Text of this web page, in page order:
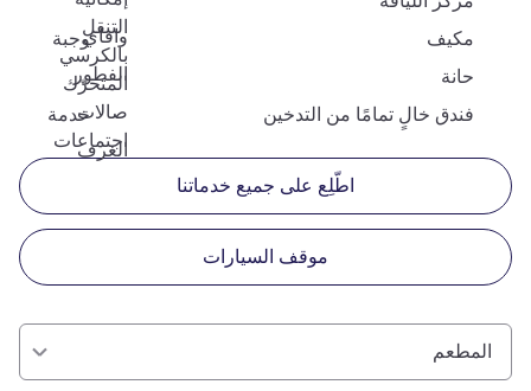
التنقل
بالكرسي
المتحرّك
وافاي
مكيف
وجبة
الفطور
حانة
صالات
اجتماعات
فندق خالٍ تمامًا من التدخين
خدمة
الغرف
اطّلِع على جميع خدماتنا
موقف السيارات
المطعم